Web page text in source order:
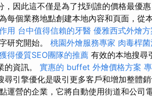
，因此這不僅是為了找到誰的價格最優
每個業務地點創建本地內容和頁面，
用 台中值得信賴的牙醫 優雅西式外燴方
研究開始。 桃園外燴服務專家 肉毒桿
得優質SEO團隊的推薦 有效的本地搜尋
的資訊。 實惠的 buffet 外燴價格方案
尋引擎優化是吸引更多客戶和增加整體銷
運營的企業，它將自動使用街道和公司